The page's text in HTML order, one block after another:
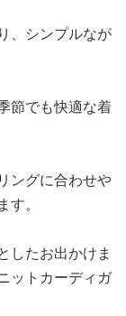
、シンプルなが
節でも快適な着
ングに合わせや
。
したお出かけま
ットカーディガ